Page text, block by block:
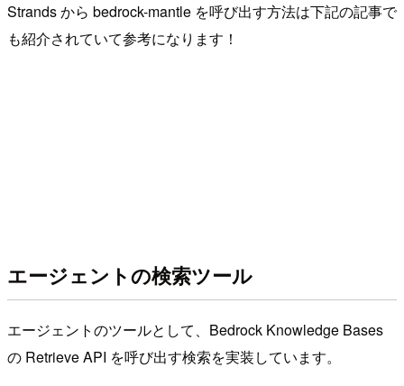
Strands から bedrock-mantle を呼び出す方法は下記の記事で
も紹介されていて参考になります！
エージェントの検索ツール
エージェントのツールとして、Bedrock Knowledge Bases
の Retrieve API を呼び出す検索を実装しています。